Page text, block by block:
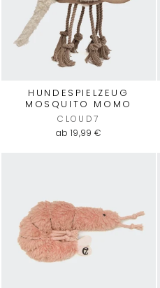
HUNDESPIELZEUG
MOSQUITO MOMO
CLOUD7
ab 19,99 €